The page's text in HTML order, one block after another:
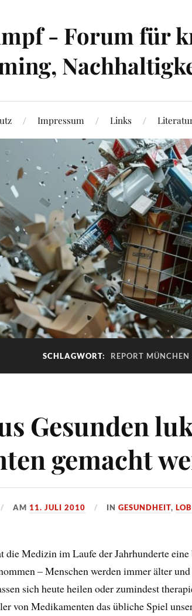
- Forum für
Impressum Links
SCHLAGWORT: REPORT MÜNCHEN
Gesunden
gemacht
AM 11. JULI 2010 INGESUNDHEIT,
die Medizin im Laufe der Jahrhunderte
– Menschen werden immer älter
sich heute heilen oder zumindest
von Medikamenten das übliche Spiel